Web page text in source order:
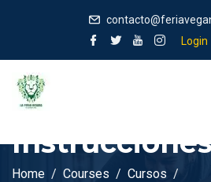
Login
Home Courses
Cursos